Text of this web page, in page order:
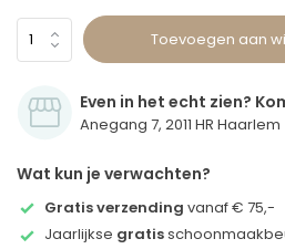
Toevoegen aan
Even in het echt zien?
Anegang 7, 2011 HR Haarlem
Wat kun je verwachten?
Gratis verzending vanaf € 75,-
Jaarlijkse gratis